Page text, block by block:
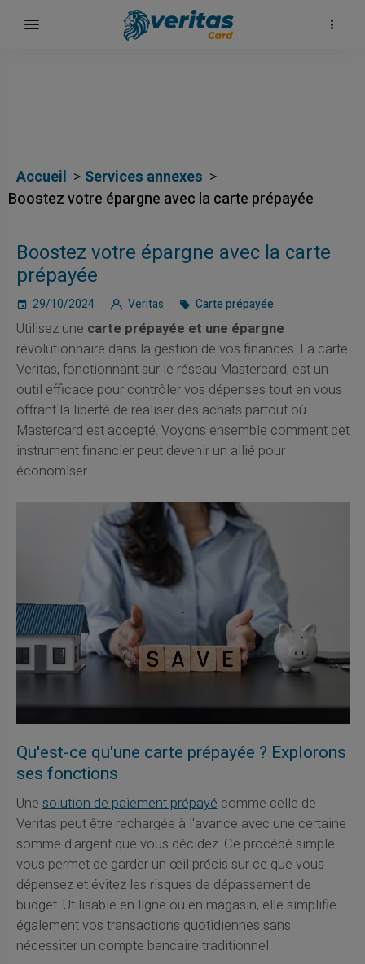
Accueil
Services annexes
Boostez votre épargne avec la carte prépayée
Boostez votre épargne avec la carte
prépayée
29/10/2024 Veritas Carte prépayée
Utilisez une carte prépayée et une épargne
révolutionnaire dans la gestion de vos finances. La carte
Veritas, fonctionnant sur le réseau Mastercard, est un
outil efficace pour contrôler vos dépenses tout en vous
offrant la liberté de réaliser des achats partout où
Mastercard est accepté. Voyons ensemble comment cet
instrument financier peut devenir un allié pour
économiser.
Qu'est-ce qu'une carte prépayée ? Explorons
ses fonctions
Unesolution de paiement prépayécomme celle de
Veritas peut être rechargée à l'avance avec une certaine
somme d'argent que vous décidez. Ce procédé simple
vous permet de garder un œil précis sur ce que vous
dépensez et évitez les risques de dépassement de
budget. Utilisable en ligne ou en magasin, elle simplifie
également vos transactions quotidiennes sans
nécessiter un compte bancaire traditionnel.